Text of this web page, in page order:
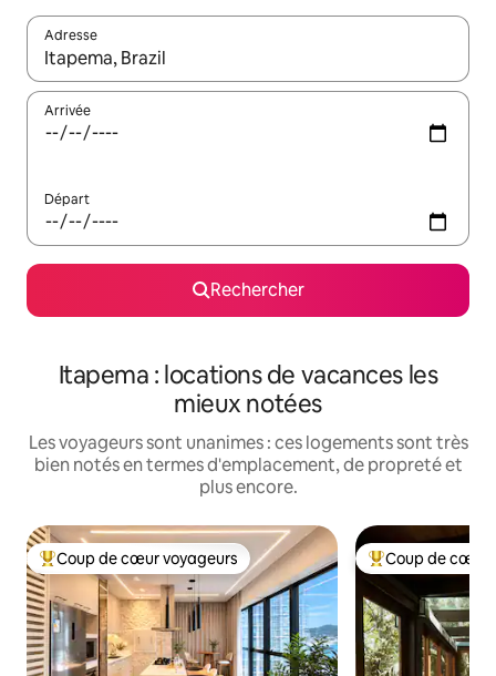
Adresse
Lorsque les résultats s'affichent, utilisez les flèches vers le
Arrivée
Départ
Rechercher
Itapema : locations de vacances les
mieux notées
Les voyageurs sont unanimes : ces logements sont très
bien notés en termes d'emplacement, de propreté et
plus encore.
Coups de cœur voyageurs les plus appréciés
Coup de cœur voyageurs Coups de cœur
Coup de cœur